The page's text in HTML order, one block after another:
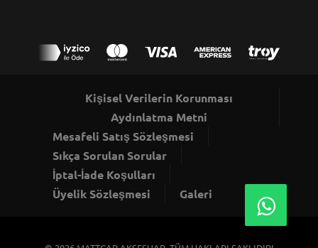
Kişisel Verilerin Korunması
Aydınlatma Metni
Mesafeli Satış Sözleşmesi
Sıkça Sorulan Sorular
İptal-İade Koşulları
Üyelik Sözleşmesi
Galeri